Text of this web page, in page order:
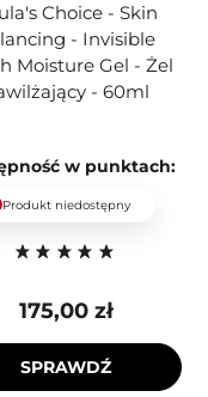
Choice - Skin
- Invisible
Moisture Gel - Żel
- 60ml
w punktach:
Produkt niedostępny
175,00 zł
SPRAWDŹ